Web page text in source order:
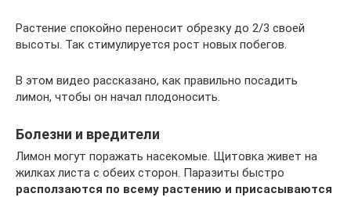
Растение спокойно переносит обрезку до 2/3 своей
высоты. Так стимулируется рост новых побегов.
В этом видео рассказано, как правильно посадить
лимон, чтобы он начал плодоносить.
Болезни и вредители
Лимон могут поражать насекомые. Щитовка живет на
жилках листа с обеих сторон. Паразиты быстро
расползаются по всему растению и присасываются